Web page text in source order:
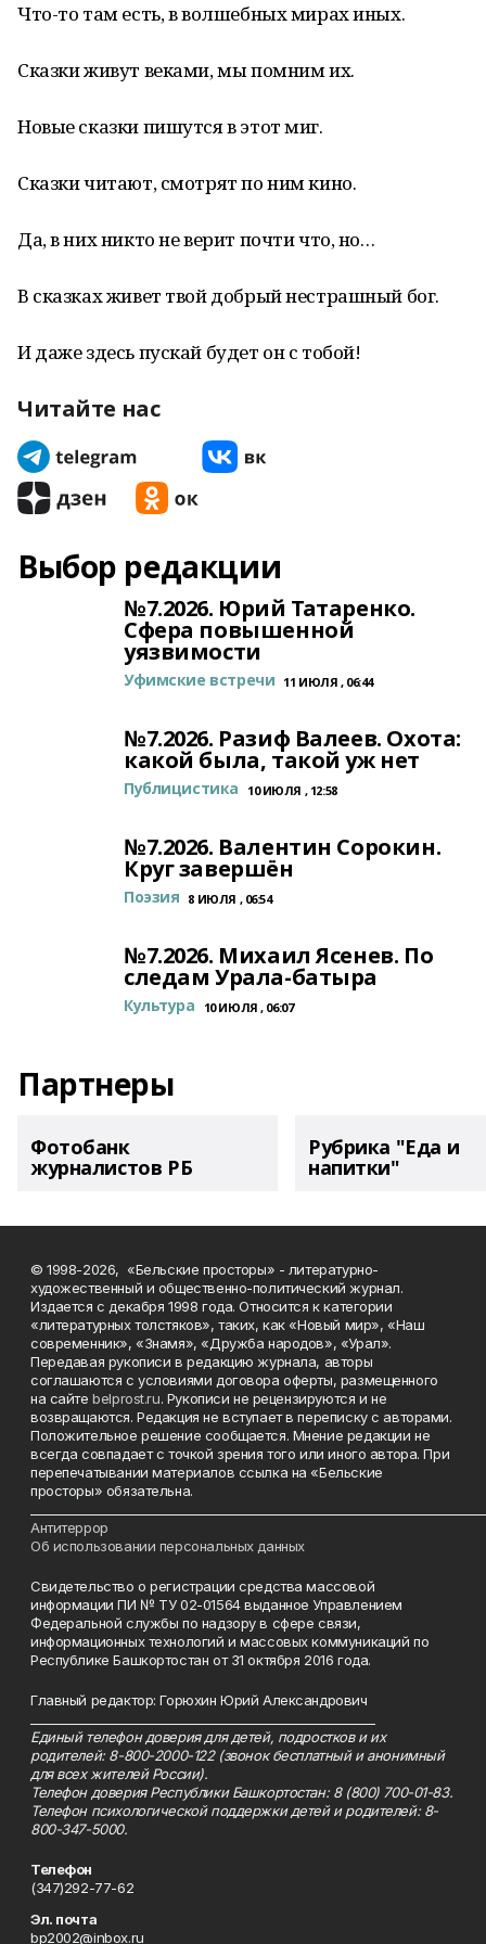
Что-то там есть, в волшебных мирах иных.
Сказки живут веками, мы помним их.
Новые сказки пишутся в этот миг.
Сказки читают, смотрят по ним кино.
Да, в них никто не верит почти что, но…
В сказках живет твой добрый нестрашный бог.
И даже здесь пускай будет он с тобой!
Читайте нас
Выбор редакции
№7.2026. Юрий Татаренко.
Сфера повышенной
уязвимости
Уфимские встречи 11 ИЮЛЯ , 06:44
№7.2026. Разиф Валеев. Охота:
какой была, такой уж нет
Публицистика 10 ИЮЛЯ , 12:58
№7.2026. Валентин Сорокин.
Круг завершён
Поэзия 8 ИЮЛЯ , 06:54
№7.2026. Михаил Ясенев. По
следам Урала-батыра
Культура 10 ИЮЛЯ , 06:07
Партнеры
Фотобанк
журналистов РБ
Рубрика "Еда и
напитки"
© 1998-2026, «Бельские просторы» - литературно-
художественный и общественно-политический журнал.
Издается с декабря 1998 года. Относится к категории
«литературных толстяков», таких, как «Новый мир», «Наш
современник», «Знамя», «Дружба народов», «Урал».
Передавая рукописи в редакцию журнала, авторы
соглашаются с условиями договора оферты, размещенного
на сайтеbelprost.ru. Рукописи не рецензируются и не
возвращаются. Редакция не вступает в переписку с авторами.
Положительное решение сообщается. Мнение редакции не
всегда совпадает с точкой зрения того или иного автора. При
перепечатывании материалов ссылка на «Бельские
просторы» обязательна.
Антитеррор
Об использовании персональных данных
Свидетельство о регистрации средства массовой
информации ПИ № ТУ 02-01564 выданное Управлением
Федеральной службы по надзору в сфере связи,
информационных технологий и массовых коммуникаций по
Республике Башкортостан от 31 октября 2016 года.
Главный редактор: Горюхин Юрий Александрович
Единый телефон доверия для детей, подростков и их
родителей: 8-800-2000-122 (звонок бесплатный и анонимный
для всех жителей России).
Телефон доверия Республики Башкортостан: 8 (800) 700-01-83.
Телефон психологической поддержки детей и родителей: 8-
800-347-5000.
Телефон
(347)292-77-62
Эл. почта
bp2002@inbox.ru